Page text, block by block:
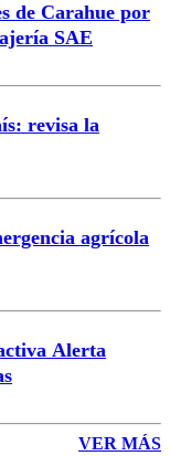
de Carahue por
SAE
revisa la
agrícola
Alerta
VER MÁS